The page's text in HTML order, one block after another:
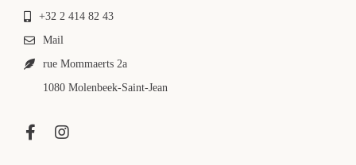
+32 2 414 82 43
Mail
rue Mommaerts 2a
1080 Molenbeek-Saint-Jean